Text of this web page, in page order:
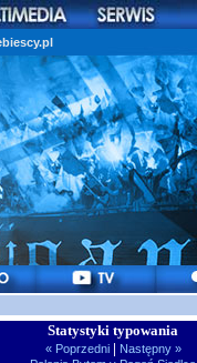
Statystyki typowania
« Poprzedni | Następny »